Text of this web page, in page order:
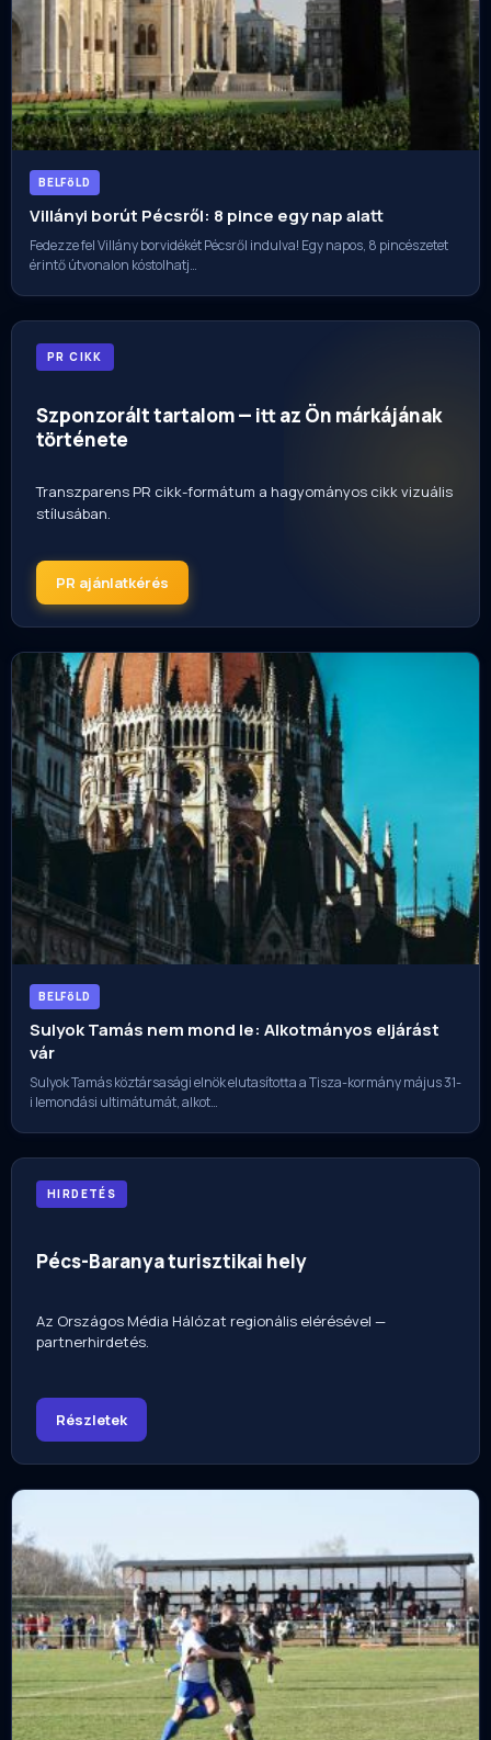
BELFöLD
Villányi borút Pécsről: 8 pince egy nap alatt
Fedezze fel Villány borvidékét Pécsről indulva! Egy napos, 8 pincészetet
érintő útvonalon kóstolhatj…
PR CIKK
Szponzorált tartalom — itt az Ön márkájának
története
Transzparens PR cikk-formátum a hagyományos cikk vizuális
stílusában.
PR ajánlatkérés
BELFöLD
Sulyok Tamás nem mond le: Alkotmányos eljárást
vár
Sulyok Tamás köztársasági elnök elutasította a Tisza-kormány május 31-
i lemondási ultimátumát, alkot…
HIRDETÉS
Pécs-Baranya turisztikai hely
Az Országos Média Hálózat regionális elérésével —
partnerhirdetés.
Részletek